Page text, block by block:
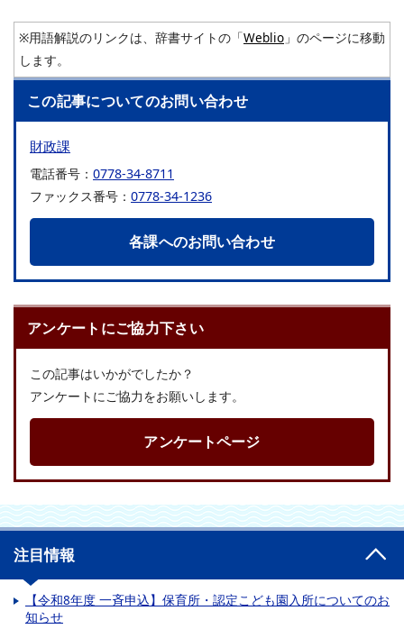
※用語解説のリンクは、辞書サイトの「Weblio 」のページに移動
します。
この記事についてのお問い合わせ
財政課
電話番号： 0778-34-8711
ファックス番号： 0778-34-1236
各課へのお問い合わせ
アンケートにご協力下さい
この記事はいかがでしたか？
アンケートにご協力をお願いします。
アンケートページ
注目情報
【令和8年度 一斉申込】保育所・認定こども園入所についてのお
知らせ